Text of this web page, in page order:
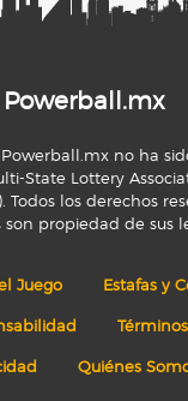
Powerball.mx
no ha
State Lottery
Todos los derechos
son propiedad de sus
Juego Estafas y
Quiénes